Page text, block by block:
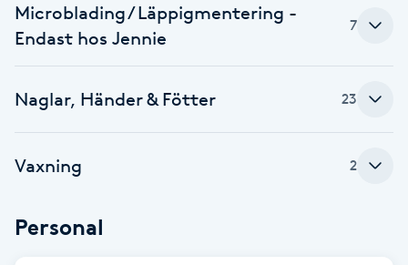
Huduppstramning
Hudvård
Hyperhidros
Hypnos
Microblading / Läppigmentering -
Endast hos Jennie
7
Naglar, Händer & Fötter 23
Vaxning 2
Personal